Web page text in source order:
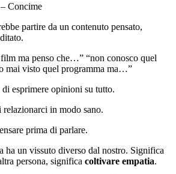
Concime
partire da un contenuto pensato,
ma penso che…” “non conosco quel
mai visto quel programma ma…”
esprimere opinioni su tutto.
in modo sano.
prima di parlare.
ha un vissuto diverso dal nostro. Significa
persona, significa coltivare empatia.